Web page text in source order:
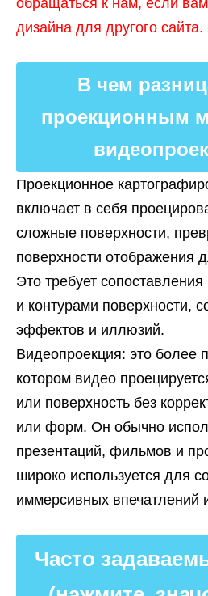
обращаться к нам, если
дизайна для другого сайта.
В чем
проекционным
Проекционное
включает в себя
сложные поверхности,
поверхности отображения
Это требует
и контурами поверхности,
эффектов и иллюзий.
Видеопроекция: это более
котором видео
или поверхность без
или форм. Он обычно
презентаций, фильмов и
широко используется для
иммерсивных впечатлений
Часто